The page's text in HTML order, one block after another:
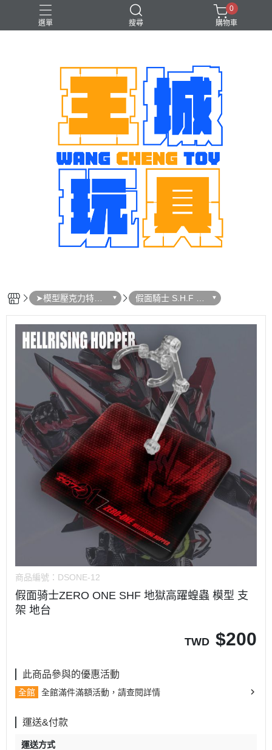
選單 搜尋
0
購物車
➤模型壓克力特色
地台
假面騎士 S.H.F 特
製地台
商品編號： DSONE-12
假面骑士ZERO ONE SHF 地獄高躍蝗蟲 模型 支
架 地台
TWD $200
此商品參與的優惠活動
全館 全館滿件滿額活動，請查閱詳情
運送&付款
運送方式